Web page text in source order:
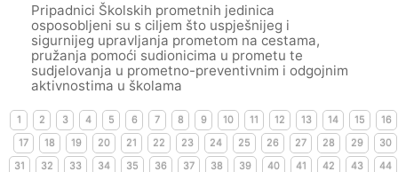
Pripadnici Školskih prometnih jedinica
osposobljeni su s ciljem što uspješnijeg i
sigurnijeg upravljanja prometom na cestama,
pružanja pomoći sudionicima u prometu te
sudjelovanja u prometno-preventivnim i odgojnim
aktivnostima u školama
1 2 3 4 5 6 7 8 9 10 11 12 13 14 15
16
17
18 19 20 21 22 23 24 25 26 27 28 29
30
31
32 33 34 35 36 37 38 39 40 41 42 43 44